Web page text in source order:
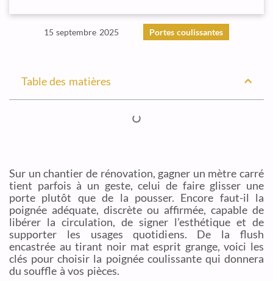
15 septembre 2025 Portes coulissantes
Table des matières
Sur un chantier de rénovation, gagner un mètre carré
tient parfois à un geste, celui de faire glisser une
porte plutôt que de la pousser. Encore faut-il la
poignée adéquate, discrète ou affirmée, capable de
libérer la circulation, de signer l’esthétique et de
supporter les usages quotidiens. De la flush
encastrée au tirant noir mat esprit grange, voici les
clés pour choisir la poignée coulissante qui donnera
du souffle à vos pièces.